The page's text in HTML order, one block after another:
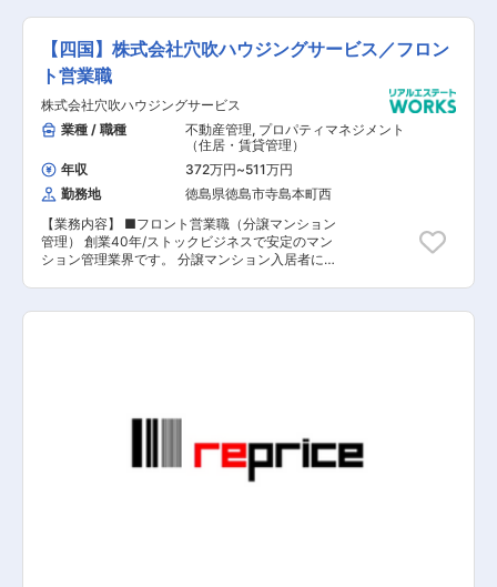
入居までをサポートします。 ◎写真・動画の撮影
など 最近ではインターネットから物件を探す人が
増えています。空室物件に行き、写真や動画を魅
力的に見えるように撮影。 サイトにUPします。
◎法人営業 物件を会社契約をして社員がその物
件に住むという、法人のお客様も多数います。 当
社は、社宅代行や大手の企業様と多数提携してい
ます。定期訪問を繰り返し、異動・転勤等でニー
ズが発生した際にお声掛けいただくよう、営業活
動も行います。 【会社概要】 ＜働きやすい環境
を目指しています＞ ◎フレックスタイム制で、社
員それぞれのライフスタイルに合った柔軟な勤務
時間帯を選択できます。 ◎業務システムが19時に
時間までに退社しています。 ★2年連続ベースア
ップ ★中途入社比率81% ★営業経験が生かせる
連続増収増益中 ★安定の総合不動産グループで長
経験からスタートしている社員多数！ ★人事ブロ
グ更新しています★ 当社選考を検討される方、ぜ
ひ参考にしていただければと思います。 ■分譲マ
ご提案などを行っています。 【具体的には】 主
に賃貸マンション管理に関わる以下のような業務
をご担当いただきます！ ◎当社管理物件にご入居
されている方のサポート（修繕受付など） 設備の
不具合の連絡や、鍵を無くした、といったお困り
ごとに対応します。 修繕の場合は業者を手配し、
見積書の取得、オーナー承諾を得て発注を行いま
す。 ◎敷金精算・原状回復に関する業務 退去した
お部屋を確認し、業者さんを手配の上、リフォー
ムする見積をとります。 ガイドラインに則り敷金
精算を行います。また、リフォーム内容はオーナ
ー様と相談の上実施します。 ◎リーシング（募集
や空室物件の客付け）業務 お部屋の解約が入った
ら、自社ホームページや、不動産会社専用の空室
サイトに情報をアップします。 募集条件（設定家
賃）は都度オーナー様と相談の上決定します。
ー）や消防、ポンプなどは、法律で定期的な検査
の実施が義務付けられています。 それらがきちん
と実施されているかを確認し、検査の結果不備が
【四国】株式会社穴吹ハウジングサービス／フロン
ト営業職
株式会社穴吹ハウジングサービス
業種 / 職種
不動産管理, プロパティマネジメント
（住居・賃貸管理）
年収
372万円~511万円
勤務地
徳島県徳島市寺島本町西
【業務内容】 ■フロント営業職（分譲マンション
管理） 創業40年/ストックビジネスで安定のマン
ション管理業界です。 分譲マンション入居者によ
客様との関係性重視の社風。 未経験から活躍して
平均10棟～15棟を担当し、内勤6割、外勤4割程
度です。2～3か月で自分の担当物件を持つことを
目標に取り組んでいただきます。 ※他社案件のリ
プレイス等も専門組織があるため新規開拓営業は